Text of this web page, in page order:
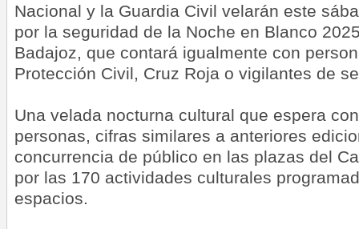
Nacional y la Guardia Civil velarán este
por la seguridad de la Noche en Blanco
Badajoz, que contará igualmente con
Protección Civil, Cruz Roja o vigilantes de
Una velada nocturna cultural que espera
personas, cifras similares a anteriores
concurrencia de público en las plazas del
por las 170 actividades culturales
espacios.